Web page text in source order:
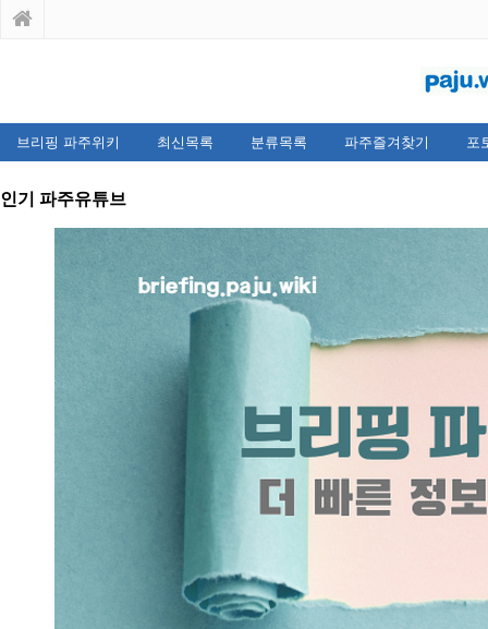
브리핑 파주위키 최신목록 분류목록 파주즐겨찾기 포
인기 파주유튜브